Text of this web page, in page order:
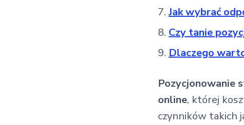
Jak wybrać
Czy tanie
Dlaczego
Pozycjonowanie
online, której
czynników takich